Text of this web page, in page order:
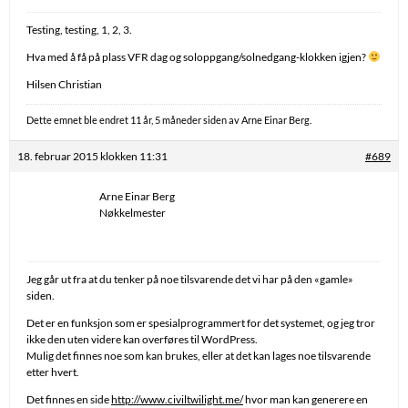
Testing, testing, 1, 2, 3.
Hva med å få på plass VFR dag og soloppgang/solnedgang-klokken igjen?
Hilsen Christian
Dette emnet ble endret 11 år, 5 måneder siden avArne Einar Berg
18. februar 2015 klokken 11:31 #689
Arne Einar Berg
Nøkkelmester
Jeg går ut fra at du tenker på noe tilsvarende det vi har på den «gamle»
siden.
Det er en funksjon som er spesialprogrammert for det systemet, og jeg tror
ikke den uten videre kan overføres til WordPress.
Mulig det finnes noe som kan brukes, eller at det kan lages noe tilsvarende
etter hvert.
Det finnes en sidehttp://www.civiltwilight.me/hvor man kan generere en